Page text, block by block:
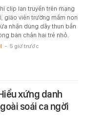
clip lan truyền trên mạng
giáo viên trường mầm non
nhận dùng dây thun bắn
bàn chân hai trẻ nhỏ.
- 5 giờ trước
xứng danh
soái ca ngời